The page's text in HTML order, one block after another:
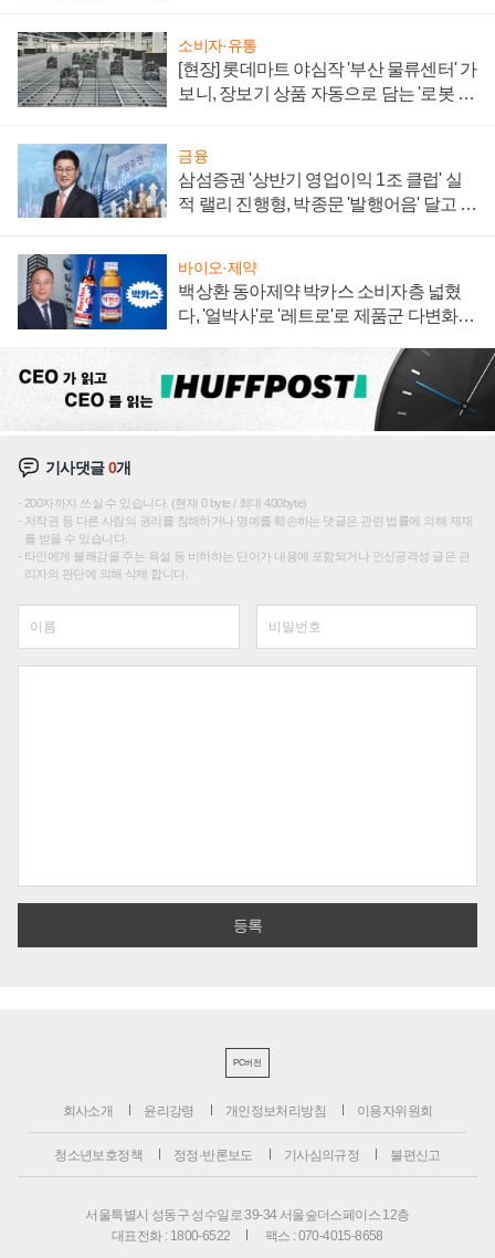
소비자·유통
[현장] 롯데마트 야심작 '부산 물류센터' 가
보니, 장보기 상품 자동으로 담는 '로봇 40
금융
삼섬증권 '상반기 영업이익 1조 클럽' 실
적 랠리 진행형, 박종문 '발행어음' 달고 연
바이오·제약
백상환 동아제약 박카스 소비자층 넓혔
다, '얼박사'로 '레트로'로 제품군 다변화
기사댓글0개
200자까지 쓰실 수 있습니다. (현재 0 byte / 최대 400byte)
저작권 등 다른 사람의 권리를 침해하거나 명예를 훼손하는 댓글은 관련 법률에 의해 제재
를 받을 수 있습니다.
타인에게 불쾌감을 주는 욕설 등 비하하는 단어가 내용에 포함되거나 인신공격성 글은 관
리자의 판단에 의해 삭제 합니다.
PC버전
회사소개 윤리강령 개인정보처리방침 이용자위원회
청소년보호정책 정정·반론보도 기사심의규정 불편신고
서울특별시 성동구 성수일로 39-34 서울숲더스페이스 12층
대표전화 : 1800-6522
팩스 : 070-4015-8658